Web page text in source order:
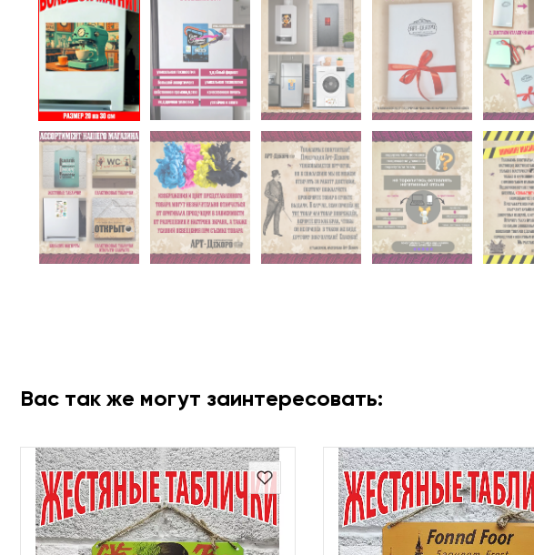
Вас так же могут заинтересовать: